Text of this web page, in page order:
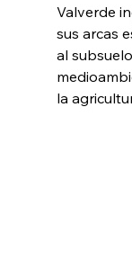
Valverde
sus arcas
al
la